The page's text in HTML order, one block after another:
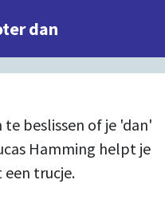
dan
beslissen of je 'dan'
Hamming helpt je
trucje.